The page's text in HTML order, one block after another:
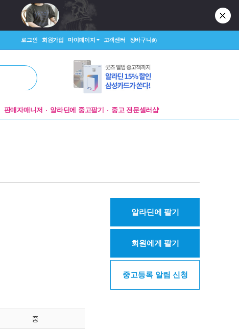
로그인 회원가입 마이페이지 고객센터 장바구니(0)
판매자매니저 알라딘에 중고팔기 중고 전문셀러샵
중
알라딘에 팔기
회원에게 팔기
중고등록 알림 신청